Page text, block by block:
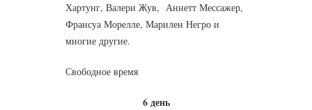
Хартунг, Валери Жув, Аннетт Мессажер,
Франсуа Морелле, Марилен Негро и
многие другие.
Свободное время
6 день